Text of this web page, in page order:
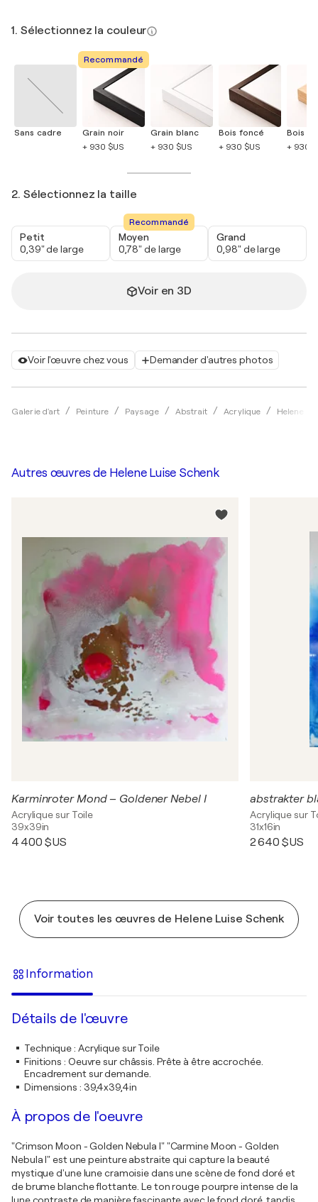
Voir l'œuvre chez vous Demander d'autres photos
Galerie d'art Peinture Paysage Abstrait Acrylique Helene
1. Sélectionnez la couleur
Sans cadre
Recommandé
Grain noir
+ 930 $US
Grain blanc
+ 930 $US
Bois foncé
+ 930 $US
Bois
+ 930
2. Sélectionnez la taille
Petit
0,39" de large
Recommandé
Moyen
0,78" de large
Grand
0,98" de large
Voir en 3D
Autres œuvres de Helene Luise Schenk
Karminroter Mond – Goldener Nebel I
Acrylique sur Toile
39x39in
4 400 $US
abstrakter
Acrylique sur
31x16in
2 640 $US
Voir toutes les œuvres de Helene Luise Schenk
Information
Détails de l'œuvre
Technique: Acrylique sur Toile
Finitions : Oeuvre sur châssis. Prête à être accrochée.
Encadrement sur demande.
Dimensions : 39,4x39,4in
À propos de l'oeuvre
"Crimson Moon - Golden Nebula I" "Carmine Moon - Golden
Nebula I" est une peinture abstraite qui capture la beauté
mystique d'une lune cramoisie dans une scène de fond doré et
de brume blanche flottante. Le ton rouge pourpre intense de la